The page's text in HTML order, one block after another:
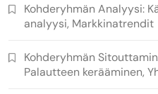
Kohderyhmän Analyysi:
analyysi, Markkinatrendit
Kohderyhmän
Palautteen kerääminen,